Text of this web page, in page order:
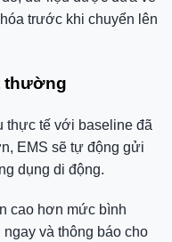
trước khi chuyển lên
thường
thực tế với baseline đã
EMS sẽ tự động gửi
dụng di động.
cao hơn mức bình
và thông báo cho